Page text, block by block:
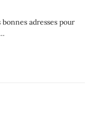
adresses pour